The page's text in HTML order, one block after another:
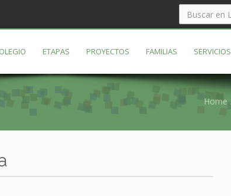
ETAPAS PROYECTOS FAMILIAS SERVICIOS
Home